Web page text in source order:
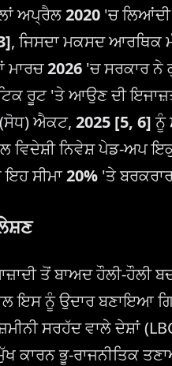
ਅਪ੍ਰੈਲ2020 'ਚ
, ਜਿਸਦਾ ਮਕਸਦ ਆਰਥਿਕ
ਮਾਰਚ2026 'ਚ ਸਰਕਾਰ ਨੇ
ਰੂਟ 'ਤੇ ਆਉਣ ਦੀ
(ਸੋਧ) ਐਕਟ, 2025 [5, 6]ਨੂੰ
ਵਿਦੇਸ਼ੀ ਨਿਵੇਸ਼ ਪੇਡ-ਅਪ
ਸੀਮਾ20% 'ਤੇ
ਤੋਂ ਬਾਅਦ ਹੌਲੀ-
ਇਸ ਨੂੰ ਉਦਾਰ ਬਣਾਇਆ
ਸਰਹੱਦ ਵਾਲੇ ਦੇਸ਼ਾਂ
ਮੁੱਖ ਕਾਰਨ ਭੂ-ਰਾਜਨੀਤਿਕ